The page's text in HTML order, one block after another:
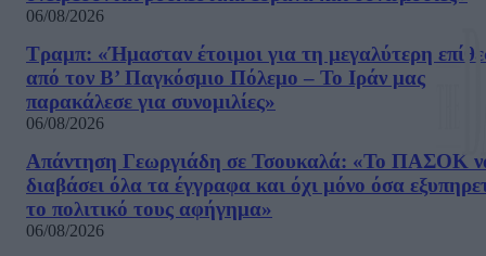
06/08/2026
Τραμπ: «Ήμασταν έτοιμοι για τη μεγαλύτερη
από τον Β’ Παγκόσμιο Πόλεμο – Το Ιράν μας
παρακάλεσε για συνομιλίες»
06/08/2026
Απάντηση Γεωργιάδη σε Τσουκαλά: «Το ΠΑΣΟΚ
διαβάσει όλα τα έγγραφα και όχι μόνο όσα
το πολιτικό τους αφήγημα»
06/08/2026